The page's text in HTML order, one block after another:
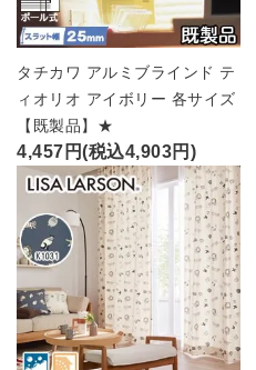
タチカワ アルミブラインド テ
ィオリオ アイボリー 各サイズ
【既製品】★
4,457円(税込4,903円)